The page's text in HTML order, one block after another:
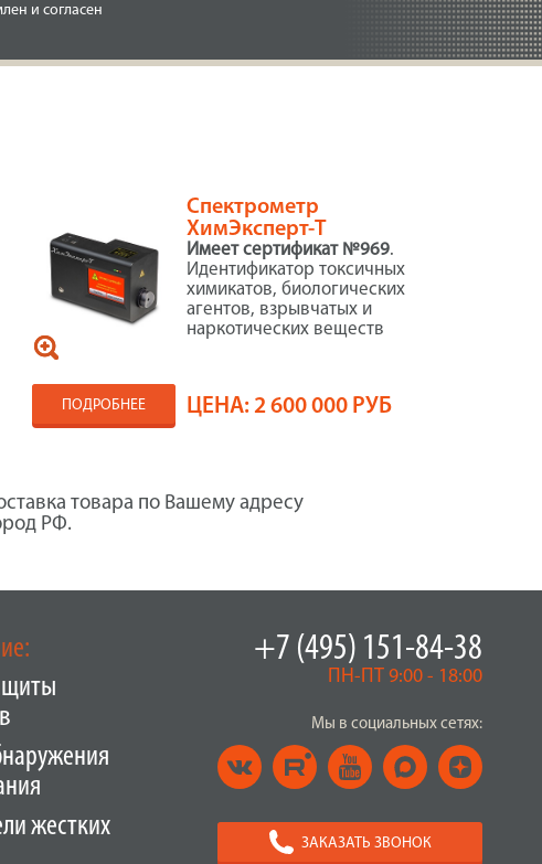
и согласен
Спектрометр
ХимЭксперт-Т
Имеет сертификат №969.
Идентификатор токсичных
химикатов, биологических
агентов, взрывчатых и
наркотических веществ
ПОДРОБНЕЕ ЦЕНА:2 600 000 РУБ
товара по Вашему адресу
РФ.
+7 (495) 151-84-38
ПН-ПТ 9:00 - 18:00
Мы в социальных сетях:
ЗАКАЗАТЬ ЗВОНОК
жестких